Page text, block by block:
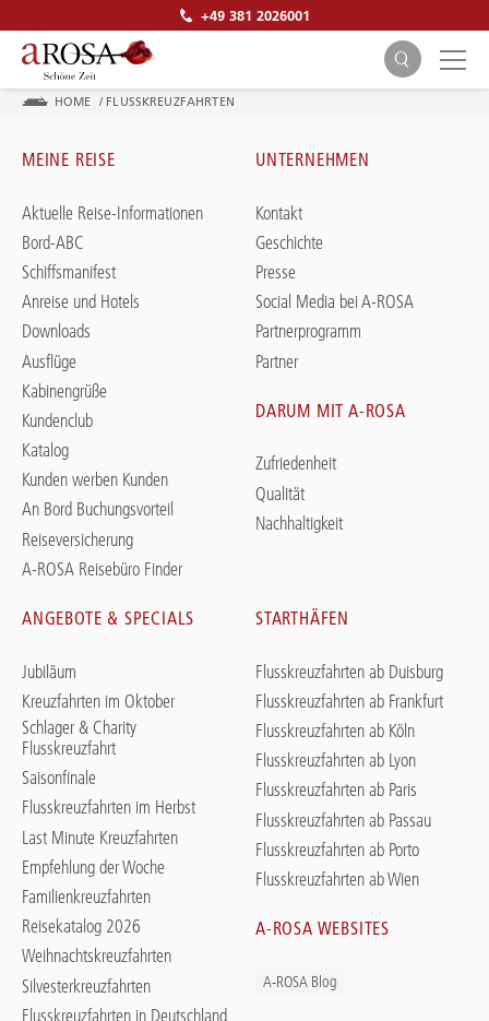
+49 381 2026001
SUCHEN
HOME / FLUSSKREUZFAHRTEN
MEINE REISE
Aktuelle Reise-Informationen
Bord-ABC
Schiffsmanifest
Anreise und Hotels
Downloads
Ausflüge
Kabinengrüße
Kundenclub
Katalog
Kunden werben Kunden
An Bord Buchungsvorteil
Reiseversicherung
A-ROSA Reisebüro Finder
UNTERNEHMEN
Kontakt
Geschichte
Presse
Social Media bei A-ROSA
Partnerprogramm
Partner
DARUM MIT A-ROSA
Zufriedenheit
Qualität
Nachhaltigkeit
ANGEBOTE & SPECIALS
Jubiläum
Kreuzfahrten im Oktober
Schlager & Charity
Flusskreuzfahrt
Saisonfinale
Flusskreuzfahrten im Herbst
Last Minute Kreuzfahrten
Empfehlung der Woche
Familienkreuzfahrten
Reisekatalog 2026
Weihnachtskreuzfahrten
Silvesterkreuzfahrten
Flusskreuzfahrten in Deutschland
STARTHÄFEN
Flusskreuzfahrten ab Duisburg
Flusskreuzfahrten ab Frankfurt
Flusskreuzfahrten ab Köln
Flusskreuzfahrten ab Lyon
Flusskreuzfahrten ab Paris
Flusskreuzfahrten ab Passau
Flusskreuzfahrten ab Porto
Flusskreuzfahrten ab Wien
A-ROSA WEBSITES
A-ROSA Blog